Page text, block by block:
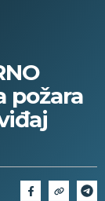
požara